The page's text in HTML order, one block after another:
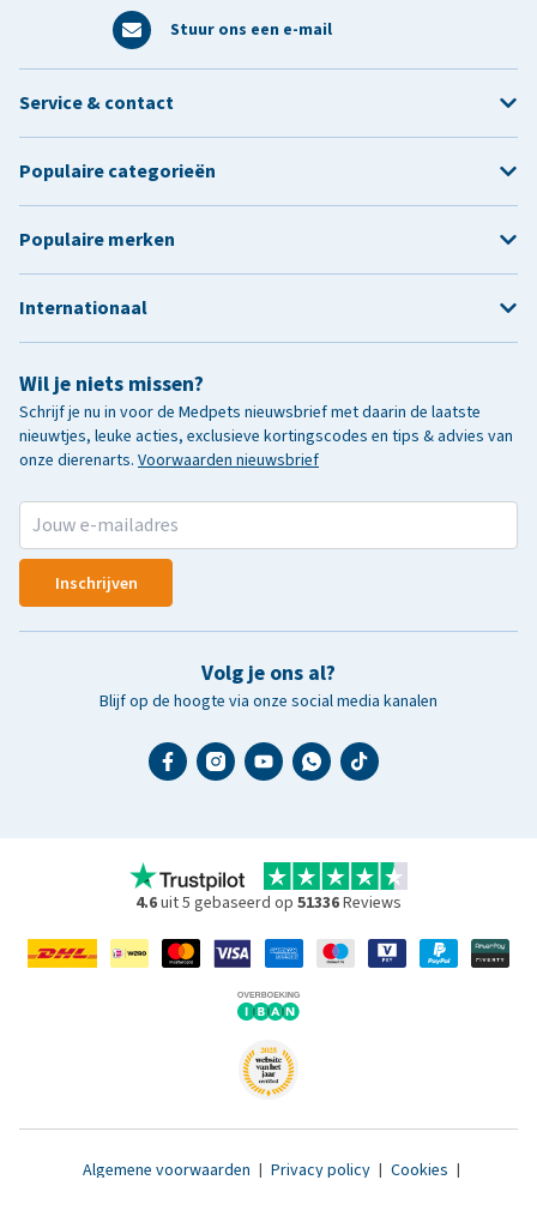
Stuur ons een e-mail
Wil je niets missen?
Schrijf je nu in voor de Medpets nieuwsbrief met daarin de laatste
nieuwtjes, leuke acties, exclusieve kortingscodes en tips & advies van
onze dierenarts. Voorwaarden nieuwsbrief
Inschrijven
Volg je ons al?
Blijf op de hoogte via onze social media kanalen
Service & contact
Populaire categorieën
Populaire merken
Internationaal
4.6uit 5 gebaseerd op 51336Reviews
Algemene voorwaarden | Privacy policy | Cookies |